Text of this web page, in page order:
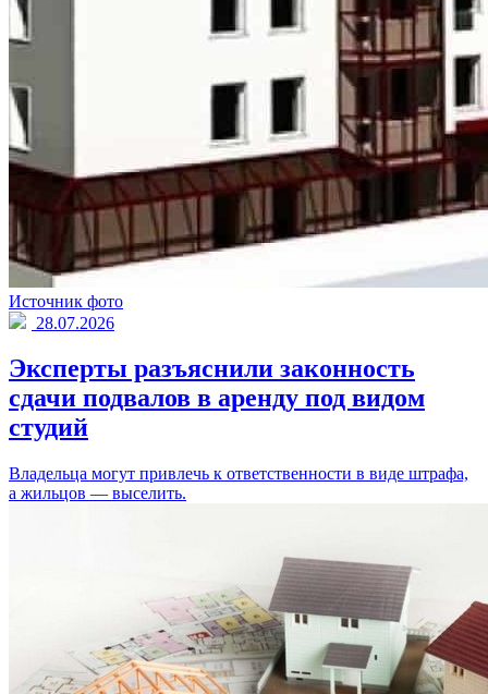
Источник фото
28.07.2026
Эксперты разъяснили законность
сдачи подвалов в аренду под видом
студий
Владельца могут привлечь к ответственности в виде штрафа,
а жильцов — выселить.